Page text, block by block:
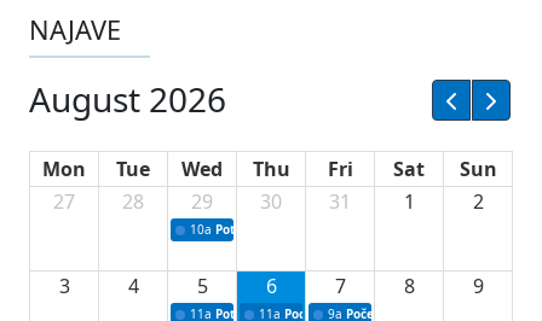
NAJAVE
August 2026
Mon Tue Wed Thu Fri Sat
Sun
27
28 29
10a Potpisivanje ugovora sa neprofitnim
30 31 1 2
3 4 5
11a Potpisivanje ugovora o stipendijama za
6
11a Podrška razvoju vodne infrastrukture u
7
9a Početak izgradnje nove
8 9